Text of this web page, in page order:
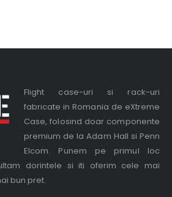
Flight case-uri si rack-uri
fabricate in Romania de eXtreme
Case, folosind doar componente
premium de la Adam Hall si Penn
Elcom. Punem pe primul loc
dorintele si iti oferim cele mai
bun pret.